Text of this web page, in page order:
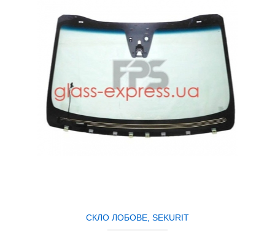
СКЛО ЛОБОВЕ, SEKURIT